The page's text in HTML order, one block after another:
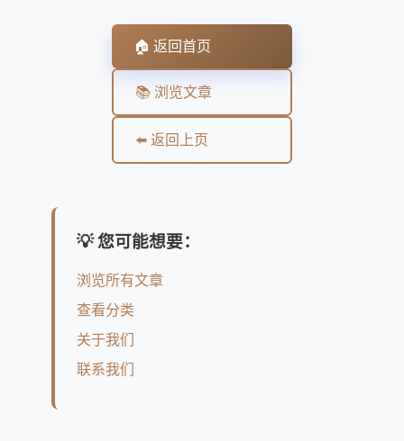
🏠 返回首页
📚 浏览文章
⬅️ 返回上页
💡 您可能想要：
浏览所有文章
查看分类
关于我们
联系我们